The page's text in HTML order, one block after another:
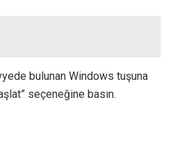
bulunan Windows tuşuna
seçeneğine basın.